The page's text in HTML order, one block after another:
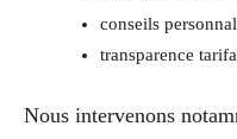
conseils
transparence
Nous intervenons